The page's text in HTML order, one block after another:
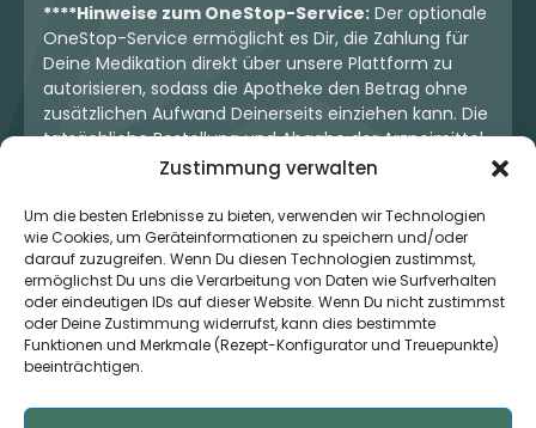
Zustimmung verwalten
Um die besten Erlebnisse zu bieten, verwenden wir Technologien
wie Cookies, um Geräteinformationen zu speichern und/oder
darauf zuzugreifen. Wenn Du diesen Technologien zustimmst,
ermöglichst Du uns die Verarbeitung von Daten wie Surfverhalten
oder eindeutigen IDs auf dieser Website. Wenn Du nicht zustimmst
oder Deine Zustimmung widerrufst, kann dies bestimmte
Funktionen und Merkmale (Rezept-Konfigurator und Treuepunkte)
beeinträchtigen.
****Hinweise zum OneStop-Service: Der optionale
OneStop-Service ermöglicht es Dir, die Zahlung für
Deine Medikation direkt über unsere Plattform zu
autorisieren, sodass die Apotheke den Betrag ohne
zusätzlichen Aufwand Deinerseits einziehen kann. Die
tatsächliche Bestellung und Abgabe der Arzneimittel
erfolgt jedoch ausschließlich über die jeweilige
Dir und der Apotheke. Unser OneStop-Service stellt
kein pharmazeutisches Angebot dar, sondern dient
lediglich der komfortablen Zahlungsabwicklung. Die
Nutzung ist freiwillig und hat keinerlei Einfluss auf die
ärztliche Therapieentscheidung oder die Wahl der
verschriebenen Medikation. Apotheken sind rechtlich
unabhängig und unterliegen den gesetzlichen